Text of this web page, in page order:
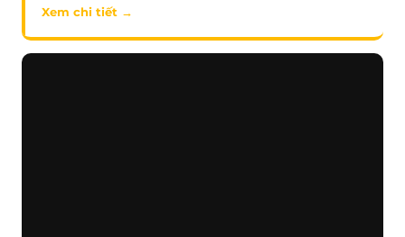
Xem chi tiết →